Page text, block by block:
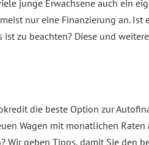
junge Erwachsene auch ein
nur eine Finanzierung an. Ist
zu beachten? Diese und
die beste Option zur
Wagen mit monatlichen Raten
Wir geben Tipps, damit Sie den